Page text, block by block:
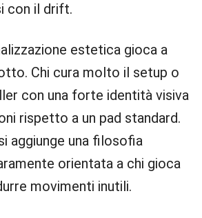
con il drift.
estetica gioca a
Chi cura molto il setup o
con una forte identità visiva
rispetto a un pad standard.
aggiunge una filosofia
orientata a chi gioca
movimenti inutili.